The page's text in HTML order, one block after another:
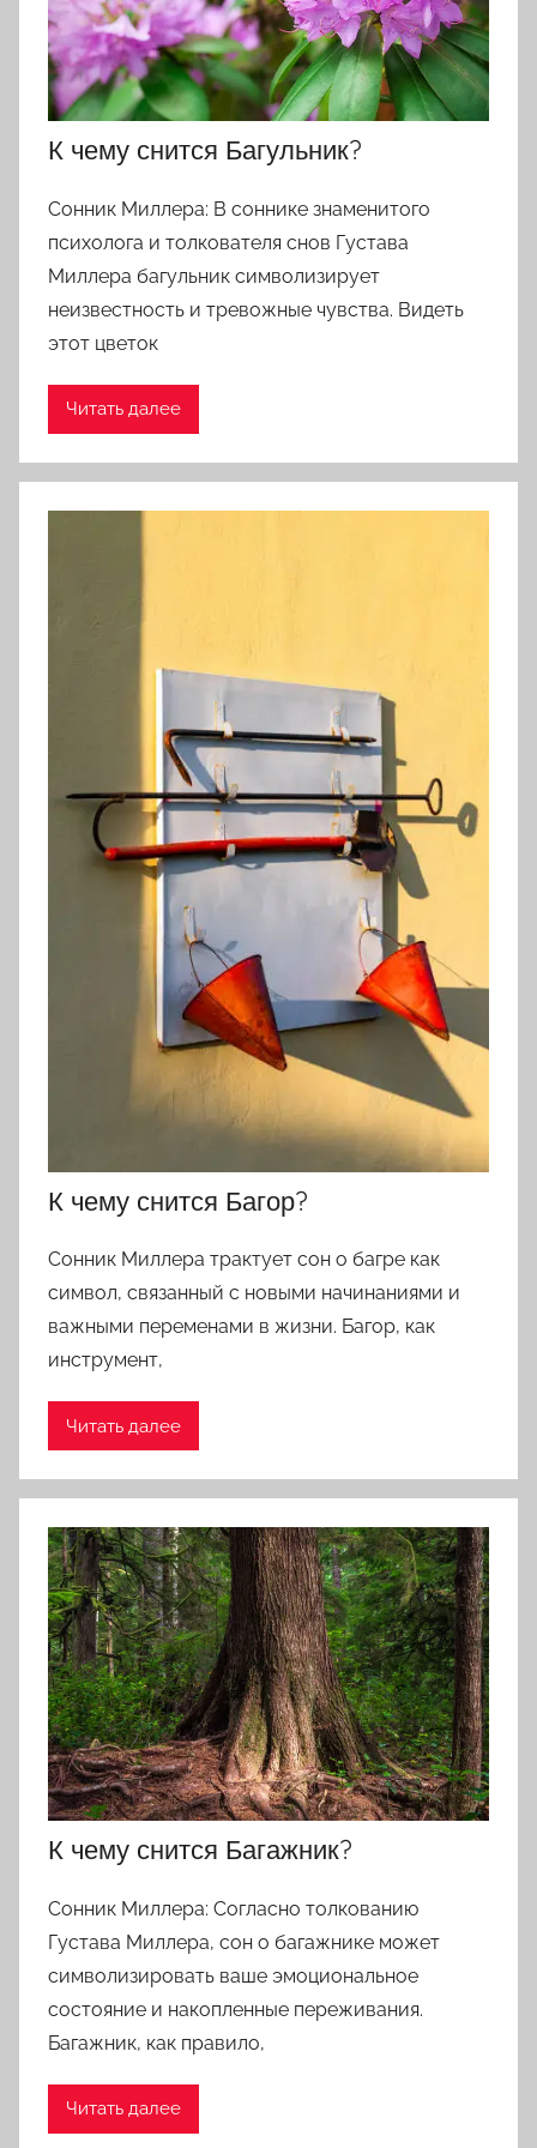
Цветкова,
Мусульманскому,
Русскому
К чему снится Багульник?
Сонник Миллера: В соннике знаменитого
психолога и толкователя снов Густава
Миллера багульник символизирует
неизвестность и тревожные чувства. Видеть
этот цветок
Читать далее
К чему снится Багор?
Сонник Миллера трактует сон о багре как
символ, связанный с новыми начинаниями и
важными переменами в жизни. Багор, как
инструмент,
Читать далее
К чему снится Багажник?
Сонник Миллера: Согласно толкованию
Густава Миллера, сон о багажнике может
символизировать ваше эмоциональное
состояние и накопленные переживания.
Багажник, как правило,
Читать далее